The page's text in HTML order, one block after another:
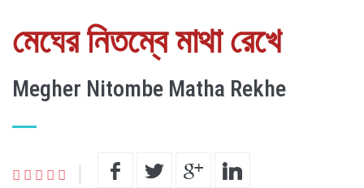
মেঘের নিতম্বে মাথা রেখে
Megher Nitombe Matha Rekhe